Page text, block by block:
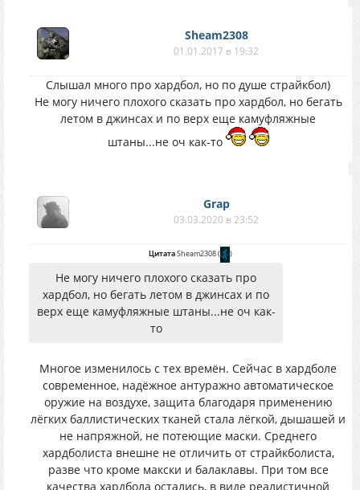
Sheam2308
01.01.2017 в 19:32
Слышал много про хардбол, но по душе страйкбол)
Не могу ничего плохого сказать про хардбол, но бегать
летом в джинсах и по верх еще камуфляжные
штаны...не оч как-то
Grap
03.03.2020 в 23:52
ЦитатаSheam2308( )
Не могу ничего плохого сказать про
хардбол, но бегать летом в джинсах и по
верх еще камуфляжные штаны...не оч как-
то
Многое изменилось с тех времён. Сейчас в хардболе
современное, надёжное антуражно автоматическое
оружие на воздухе, защита благодаря применению
лёгких баллистических тканей стала лёгкой, дышашей и
не напряжной, не потеющие маски. Среднего
хардболиста внешне не отличить от страйкболиста,
разве что кроме макски и балаклавы. При том все
качества хардбола остались, в виде реалистичной